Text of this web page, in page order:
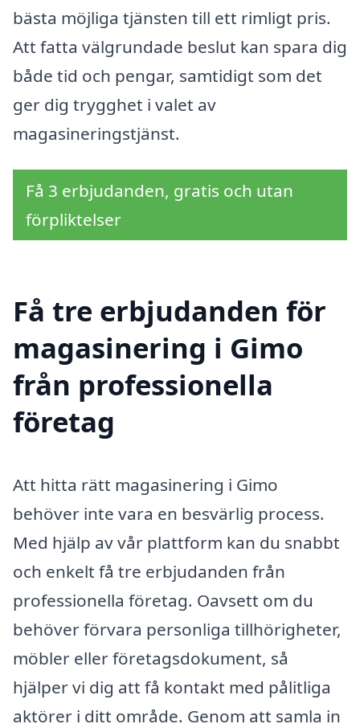
bästa möjliga tjänsten till ett rimligt pris.
Att fatta välgrundade beslut kan spara dig
både tid och pengar, samtidigt som det
ger dig trygghet i valet av
magasineringstjänst.
Få 3 erbjudanden, gratis och utan
förpliktelser
Få tre erbjudanden för
magasinering i Gimo
från professionella
företag
Att hitta rätt magasinering i Gimo
behöver inte vara en besvärlig process.
Med hjälp av vår plattform kan du snabbt
och enkelt få tre erbjudanden från
professionella företag. Oavsett om du
behöver förvara personliga tillhörigheter,
möbler eller företagsdokument, så
hjälper vi dig att få kontakt med pålitliga
aktörer i ditt område. Genom att samla in